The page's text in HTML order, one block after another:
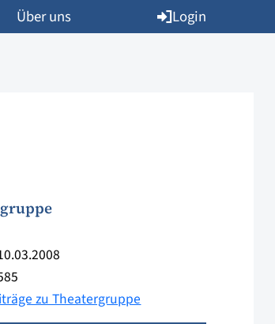
Über uns Login
zu Theatergruppe